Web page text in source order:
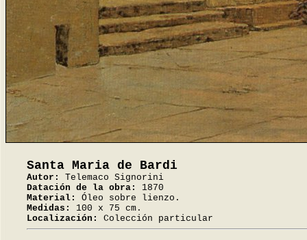
Santa Maria de Bardi
Autor:
Telemaco Signorini
Datación de la obra:
1870
Material:
Óleo sobre lienzo.
Medidas:
100 x 75 cm.
Localización:
Colección particular